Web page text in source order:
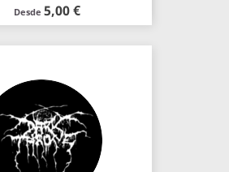
Desde 5,00 €